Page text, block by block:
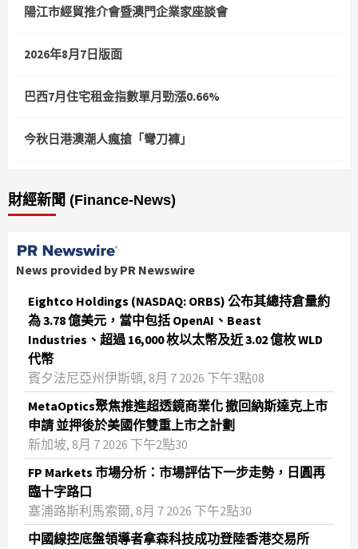
陽江市經貿推介會暨澳門企業家座談會
2026年8月7日版面
巴西7月住宅租金指數單月勁漲0.66%
今秋日港澳潮人瘋搶「彎刀褲」
財經新聞 (Finance-News)
News provided by PR Newswire
Eightco Holdings (NASDAQ: ORBS) 公布其總持倉量約
為 3.78 億美元，當中包括 OpenAI、Beast
Industries、超過 16,000 枚以太幣及近 3.02 億枚 WLD
代幣
賓夕法尼亞州伊斯頓, 8月 7 2026 下午3點08
MetaOptics聚焦推進超透鏡商業化 撤回納斯達克上市
申請 並押後於美國作雙重上市之計劃
新加坡, 8月 7 2026 下午2點30
FP Markets 市場分析：市場評估下一步走勢，日圓再
臨十字路口
塞浦路斯利馬索爾, 8月 7 2026 下午2點30
中國線控底盤領導者拿森科技成功登陸香港交易所